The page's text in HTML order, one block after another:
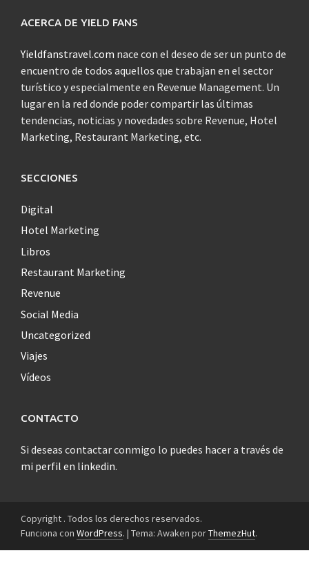
ACERCA DE YIELD FANS
Yieldfanstravel.com nace con el deseo de ser un punto de
encuentro de todos aquellos que trabajan en el sector
turístico y especialmente en Revenue Management. Un
lugar en la red donde poder compartir las últimas
tendencias, noticias y novedades sobre Revenue, Hotel
Marketing, Restaurant Marketing, etc.
SECCIONES
Digital
Hotel Marketing
Libros
Restaurant Marketing
Revenue
Social Media
Uncategorized
Viajes
Vídeos
CONTACTO
Si deseas contactar conmigo lo puedes hacer a través de
mi perfil en linkedin.
Copyright . Todos los derechos reservados.
Funciona con WordPress. | Tema: Awaken porThemezHut.